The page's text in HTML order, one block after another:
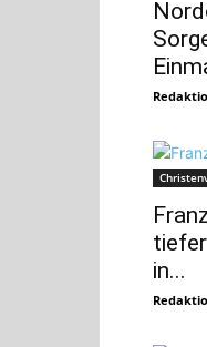
in...